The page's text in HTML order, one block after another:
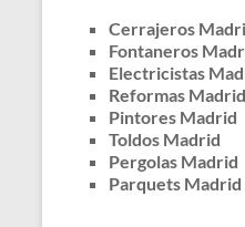
Cerrajeros
Fontaneros
Electricistas
Reformas Madrid
Pintores Madrid
Toldos Madrid
Pergolas Madrid
Parquets Madrid